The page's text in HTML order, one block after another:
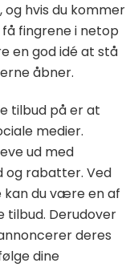
hvis du kommer
fingrene i netop
en god idé at stå
åbner.
tilbud på er at
medier.
ud med
og rabatter. Ved
kan du være en af
tilbud. Derudover
deres
dine